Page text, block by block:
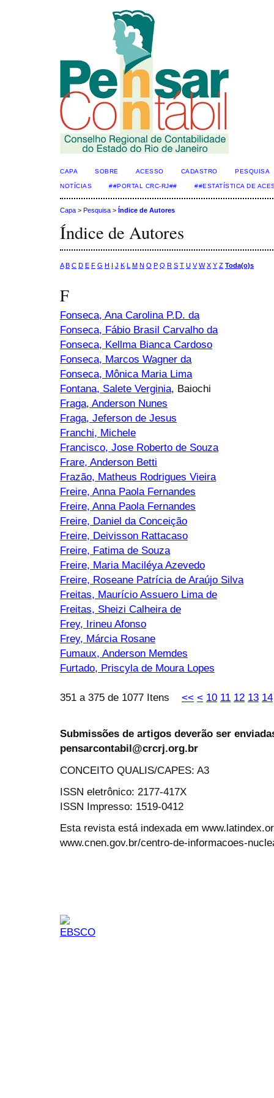
CAPA SOBRE ACESSO CADASTRO PESQUISA
NOTÍCIAS ##PORTAL CRC-RJ## ##ESTATÍSTICA DE
Capa > Pesquisa > Índice de Autores
Índice de Autores
A B C D E F G H I J K L M N O P Q R S T U V W X Y Z Toda(o)s
F
Fonseca, Ana Carolina P.D. da
Fonseca, Fábio Brasil Carvalho da
Fonseca, Kellma Bianca Cardoso
Fonseca, Marcos Wagner da
Fonseca, Mônica Maria Lima
Fontana, Salete Verginia, Baiochi
Fraga, Anderson Nunes
Fraga, Jeferson de Jesus
Franchi, Michele
Francisco, Jose Roberto de Souza
Frare, Anderson Betti
Frazão, Matheus Rodrigues Vieira
Freire, Anna Paola Fernandes
Freire, Anna Paola Fernandes
Freire, Daniel da Conceição
Freire, Deivisson Rattacaso
Freire, Fatima de Souza
Freire, Maria Maciléya Azevedo
Freire, Roseane Patrícia de Araújo Silva
Freitas, Maurício Assuero Lima de
Freitas, Sheizi Calheira de
Frey, Irineu Afonso
Frey, Márcia Rosane
Fumaux, Anderson Memdes
Furtado, Priscyla de Moura Lopes
351 a 375 de 1077 Itens << < 10 11 12 13 14
Submissões de artigos deverão ser
pensarcontabil@crcrj.org.br
CONCEITO QUALIS/CAPES: A3
ISSN eletrônico: 2177-417X
ISSN Impresso: 1519-0412
Esta revista está indexada em
www.cnen.gov.br/centro-de-informacoes-